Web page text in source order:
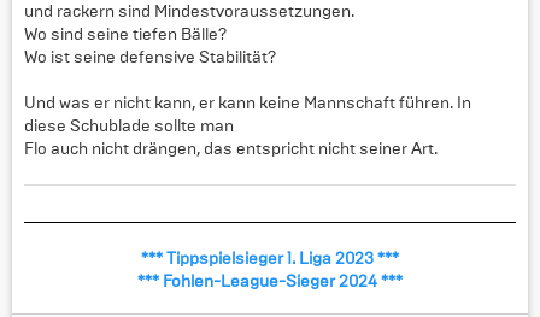
und rackern sind Mindestvoraussetzungen.
Wo sind seine tiefen Bälle?
Wo ist seine defensive Stabilität?
Und was er nicht kann, er kann keine Mannschaft führen. In
diese Schublade sollte man
Flo auch nicht drängen, das entspricht nicht seiner Art.
*** Tippspielsieger 1. Liga 2023 ***
*** Fohlen-League-Sieger 2024 ***